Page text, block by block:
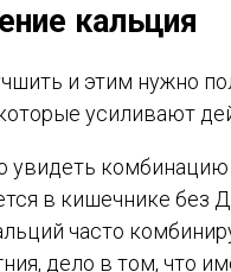
кальция
и этим нужно
усиливают
увидеть
в кишечнике без
часто
дело в том, что